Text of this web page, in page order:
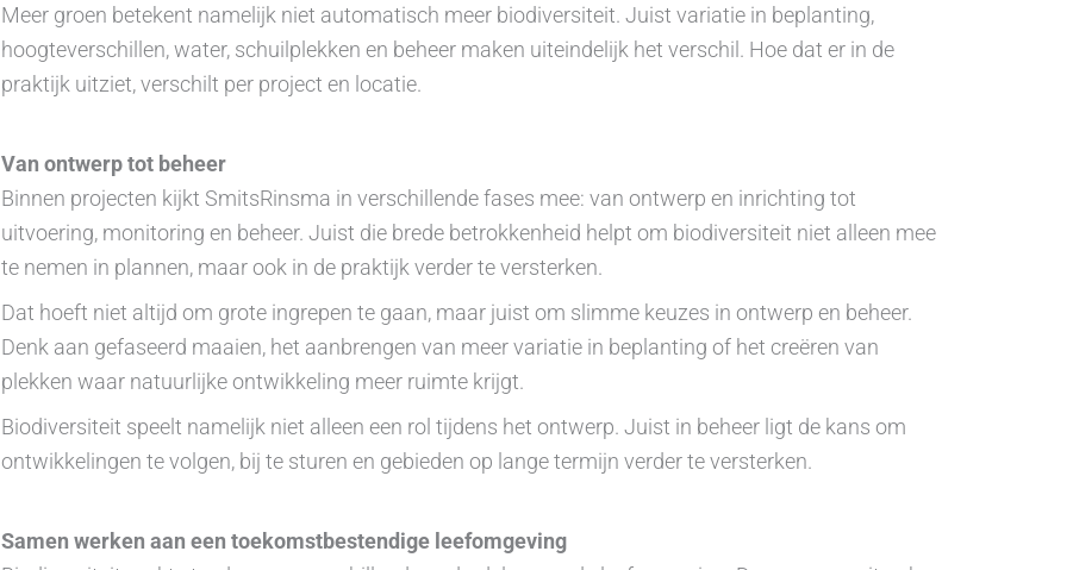
Meer groen betekent namelijk niet automatisch meer biodiversiteit. Juist variatie in beplanting,
hoogteverschillen, water, schuilplekken en beheer maken uiteindelijk het verschil. Hoe dat er in de
praktijk uitziet, verschilt per project en locatie.
Van ontwerp tot beheer
Binnen projecten kijkt SmitsRinsma in verschillende fases mee: van ontwerp en inrichting tot
uitvoering, monitoring en beheer. Juist die brede betrokkenheid helpt om biodiversiteit niet alleen mee
te nemen in plannen, maar ook in de praktijk verder te versterken.
Dat hoeft niet altijd om grote ingrepen te gaan, maar juist om slimme keuzes in ontwerp en beheer.
Denk aan gefaseerd maaien, het aanbrengen van meer variatie in beplanting of het creëren van
plekken waar natuurlijke ontwikkeling meer ruimte krijgt.
Biodiversiteit speelt namelijk niet alleen een rol tijdens het ontwerp. Juist in beheer ligt de kans om
ontwikkelingen te volgen, bij te sturen en gebieden op lange termijn verder te versterken.
Samen werken aan een toekomstbestendige leefomgeving